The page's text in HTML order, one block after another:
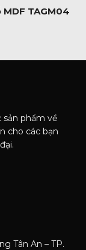
MDF TAGM04
sản phẩm về
cho các bạn
Tân An – TP.